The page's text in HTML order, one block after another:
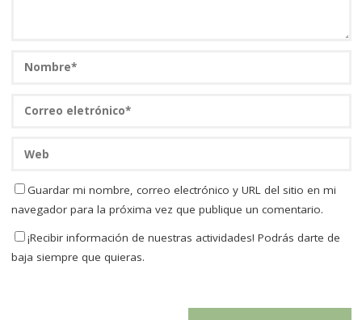
Guardar mi nombre, correo electrónico y URL del sitio en mi
navegador para la próxima vez que publique un comentario.
¡Recibir información de nuestras actividades! Podrás darte de
baja siempre que quieras.